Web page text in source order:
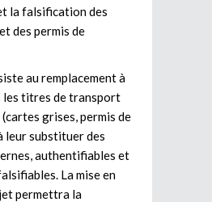
la falsification des
des permis de
au remplacement à
les titres de transport
grises, permis de
leur substituer des
authentifiables et
La mise en
permettra la